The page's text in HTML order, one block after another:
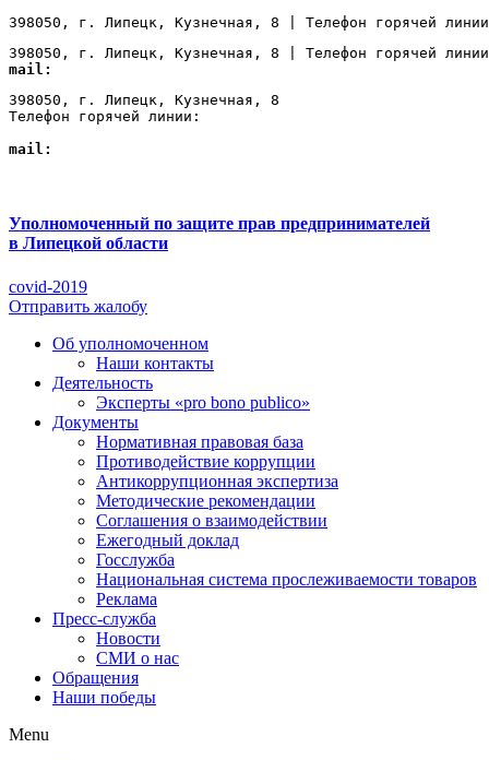
398050, г. Липецк, Кузнечная, 8 | Телефон горячей
398050, г. Липецк, Кузнечная, 8 | Телефон горячей
mail:
398050, г. Липецк, Кузнечная, 8
Телефон горячей линии:
mail:
Уполномоченный по защите прав предпринимателей
в Липецкой области
covid-2019
Отправить жалобу
Об уполномоченном
Наши контакты
Деятельность
Эксперты «pro bono publico»
Документы
Нормативная правовая база
Противодействие коррупции
Антикоррупционная экспертиза
Методические рекомендации
Соглашения о взаимодействии
Ежегодный доклад
Госслужба
Национальная система прослеживаемости товаров
Реклама
Пресс-служба
Новости
СМИ о нас
Обращения
Наши победы
Menu